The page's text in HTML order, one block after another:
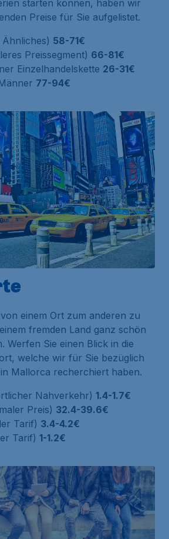
starten können, haben wir
Preise für Sie aufgelistet.
58-71€
Preissegment) 66-81€
Einzelhandelskette 26-31€
77-94€
einem Ort zum anderen zu
fremden Land ganz schön
Werfen Sie einen Blick in die
welche wir für Sie bezüglich
Mallorca recherchiert haben.
Nahverkehr) 1.4-1.7€
Preis) 32.4-39.6€
Tarif) 3.4-4.2€
Tarif) 1-1.2€